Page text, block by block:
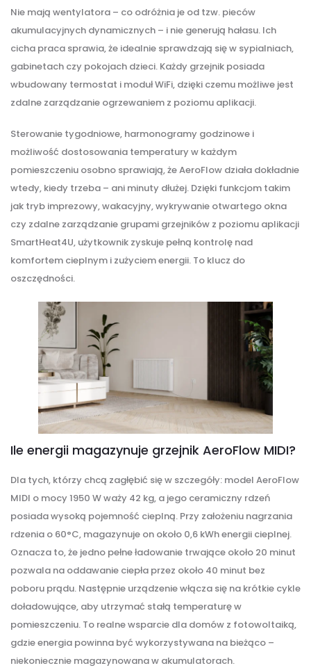
Nie mają wentylatora – co odróżnia je od tzw. pieców
akumulacyjnych dynamicznych – i nie generują hałasu. Ich
cicha praca sprawia, że idealnie sprawdzają się w sypialniach,
gabinetach czy pokojach dzieci. Każdy grzejnik posiada
wbudowany termostat i moduł WiFi, dzięki czemu możliwe jest
zdalne zarządzanie ogrzewaniem z poziomu aplikacji.
Sterowanie tygodniowe, harmonogramy godzinowe i
możliwość dostosowania temperatury w każdym
pomieszczeniu osobno sprawiają, że AeroFlow działa dokładnie
wtedy, kiedy trzeba – ani minuty dłużej. Dzięki funkcjom takim
jak tryb imprezowy, wakacyjny, wykrywanie otwartego okna
czy zdalne zarządzanie grupami grzejników z poziomu aplikacji
SmartHeat4U, użytkownik zyskuje pełną kontrolę nad
komfortem cieplnym i zużyciem energii. To klucz do
oszczędności.
Ile energii magazynuje grzejnik AeroFlow MIDI?
Dla tych, którzy chcą zagłębić się w szczegóły: model AeroFlow
MIDI o mocy 1950 W waży 42 kg, a jego ceramiczny rdzeń
posiada wysoką pojemność cieplną. Przy założeniu nagrzania
rdzenia o 60°C, magazynuje on około 0,6 kWh energii cieplnej.
Oznacza to, że jedno pełne ładowanie trwające około 20 minut
pozwala na oddawanie ciepła przez około 40 minut bez
poboru prądu. Następnie urządzenie włącza się na krótkie cykle
doładowujące, aby utrzymać stałą temperaturę w
pomieszczeniu. To realne wsparcie dla domów z fotowoltaiką,
gdzie energia powinna być wykorzystywana na bieżąco –
niekoniecznie magazynowana w akumulatorach.